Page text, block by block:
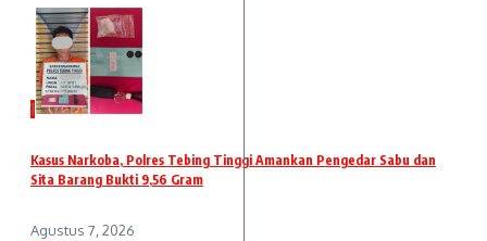
1
Kasus Narkoba, Polres Tebing Tinggi Amankan Pengedar Sabu dan
Sita Barang Bukti 9,56 Gram
Agustus 7, 2026